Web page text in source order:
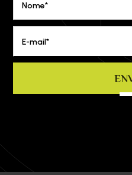
Nome*
E-mail*